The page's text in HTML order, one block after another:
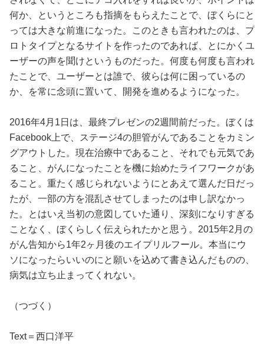
何か、というところも指摘をもらえたことで、ぼくらにと
っては大きな前進になった。このときも言われたのは、プ
ロトタイプとなるサイトを作ったのであれば、とにかくユ
ーザーの声を聞けというものだった。何度も何度も言われ
たことで、ユーザーとは誰で、彼らは何に困っているの
か、を常に念頭に置いて、開発を進めるようになった。
2016年4月1日は、最終プレゼンの2週間前だった。ぼくは
Facebook上で、ステージ4の胆管がんであることをカミン
グアウトした。現在治療中であること、それでも元気であ
ること、がんになったことを機に始めたライフワークがあ
ること。重たく感じられないようにとあえて選んだ日だっ
たが、一部の方を混乱させてしまったのは申し訳なかっ
た。とはいえ当初の意図していた通り、深刻になりすぎる
ことなく、ぼくらしく伝えられたかと思う。2015年2月の
がん告知から1年2ヶ月後のエイプリルフール。本当にウ
ソになったらいいのにと願いを込めて書き込んだものの、
病気は立ち止まってくれない。
（つづく）
Text＝西口洋平